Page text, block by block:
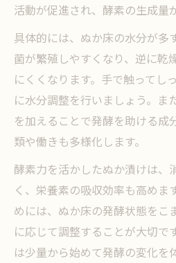
活動が促進され、酵素の生成量
具体的には、ぬか床の水分が多
菌が繁殖しやすくなり、逆に乾
にくくなります。手で触ってし
に水分調整を行いましょう。ま
を加えることで発酵を助ける成
類や働きも多様化します。
酵素力を活かしたぬか漬けは、
く、栄養素の吸収効率も高めま
めには、ぬか床の発酵状態をこ
に応じて調整することが大切で
は少量から始めて発酵の変化を